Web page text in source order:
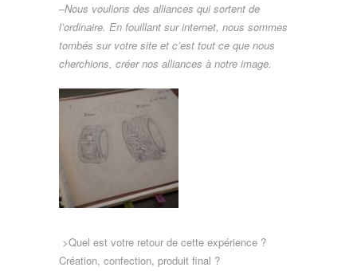
–Nous voulions des alliances qui sortent de
l’ordinaire. En fouillant sur internet, nous sommes
tombés sur votre site et c’est tout ce que nous
cherchions, créer nos alliances à notre image.
>Quel est votre retour de cette expérience ?
Création, confection, produit final ?